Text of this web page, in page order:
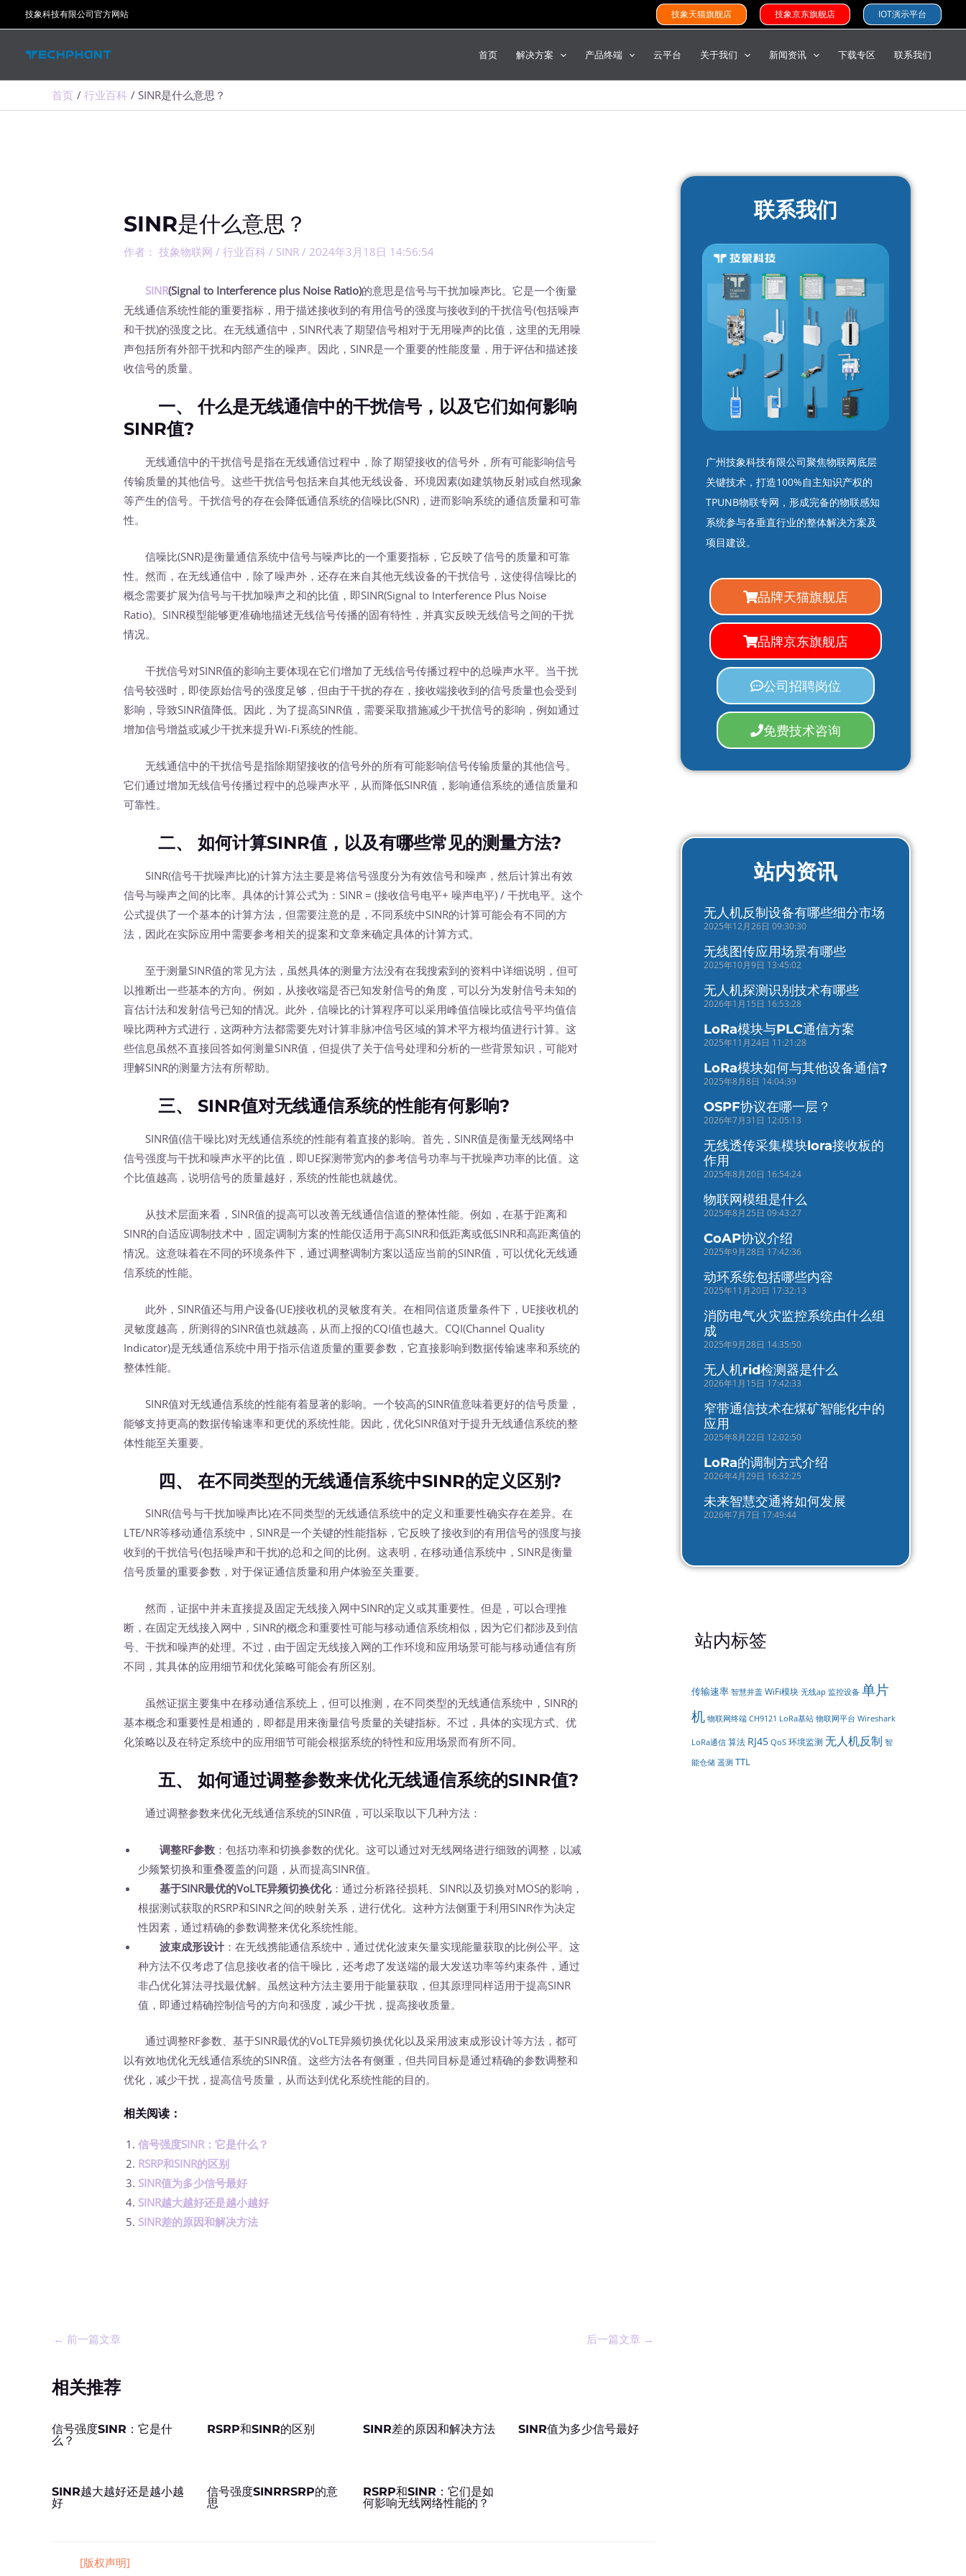
至
技象科技有限公司官方网站 技象天猫旗舰店 技象京东旗舰店 IOT演示平台
首页 解决方案 产品终端 云平台 关于我们 新闻资讯 下载专区 联系我们
首页 行业百科 SINR是什么意思？
SINR是什么意思？
作者： 技象物联网/行业百科 / SINR / 2024年3月18日 14:56:54
SINR(Signal to Interference plus Noise Ratio)的意思是信号与干扰加噪声比。它是一个衡量
无线通信系统性能的重要指标，用于描述接收到的有用信号的强度与接收到的干扰信号(包括噪声
和干扰)的强度之比。在无线通信中，SINR代表了期望信号相对于无用噪声的比值，这里的无用噪
声包括所有外部干扰和内部产生的噪声。因此，SINR是一个重要的性能度量，用于评估和描述接
收信号的质量。
一、 什么是无线通信中的干扰信号，以及它们如何影响
SINR值?
无线通信中的干扰信号是指在无线通信过程中，除了期望接收的信号外，所有可能影响信号
传输质量的其他信号。这些干扰信号包括来自其他无线设备、环境因素(如建筑物反射)或自然现象
等产生的信号。干扰信号的存在会降低通信系统的信噪比(SNR)，进而影响系统的通信质量和可靠
性。
信噪比(SNR)是衡量通信系统中信号与噪声比的一个重要指标，它反映了信号的质量和可靠
性。然而，在无线通信中，除了噪声外，还存在来自其他无线设备的干扰信号，这使得信噪比的
概念需要扩展为信号与干扰加噪声之和的比值，即SINR(Signal to Interference Plus Noise
Ratio)。SINR模型能够更准确地描述无线信号传播的固有特性，并真实反映无线信号之间的干扰
情况。
干扰信号对SINR值的影响主要体现在它们增加了无线信号传播过程中的总噪声水平。当干扰
信号较强时，即使原始信号的强度足够，但由于干扰的存在，接收端接收到的信号质量也会受到
影响，导致SINR值降低。因此，为了提高SINR值，需要采取措施减少干扰信号的影响，例如通过
增加信号增益或减少干扰来提升Wi-Fi系统的性能。
无线通信中的干扰信号是指除期望接收的信号外的所有可能影响信号传输质量的其他信号。
它们通过增加无线信号传播过程中的总噪声水平，从而降低SINR值，影响通信系统的通信质量和
可靠性。
二、 如何计算SINR值，以及有哪些常见的测量方法?
SINR(信号干扰噪声比)的计算方法主要是将信号强度分为有效信号和噪声，然后计算出有效
信号与噪声之间的比率。具体的计算公式为：SINR = (接收信号电平+ 噪声电平) / 干扰电平。这个
公式提供了一个基本的计算方法，但需要注意的是，不同系统中SINR的计算可能会有不同的方
法，因此在实际应用中需要参考相关的提案和文章来确定具体的计算方式。
至于测量SINR值的常见方法，虽然具体的测量方法没有在我搜索到的资料中详细说明，但可
以推断出一些基本的方向。例如，从接收端是否已知发射信号的角度，可以分为发射信号未知的
盲估计法和发射信号已知的情况。此外，信噪比的计算程序可以采用峰值信噪比或信号平均值信
噪比两种方式进行，这两种方法都需要先对计算非脉冲信号区域的算术平方根均值进行计算。这
些信息虽然不直接回答如何测量SINR值，但提供了关于信号处理和分析的一些背景知识，可能对
理解SINR的测量方法有所帮助。
三、 SINR值对无线通信系统的性能有何影响?
SINR值(信干噪比)对无线通信系统的性能有着直接的影响。首先，SINR值是衡量无线网络中
信号强度与干扰和噪声水平的比值，即UE探测带宽内的参考信号功率与干扰噪声功率的比值。这
个比值越高，说明信号的质量越好，系统的性能也就越优。
从技术层面来看，SINR值的提高可以改善无线通信信道的整体性能。例如，在基于距离和
SINR的自适应调制技术中，固定调制方案的性能仅适用于高SINR和低距离或低SINR和高距离值的
情况。这意味着在不同的环境条件下，通过调整调制方案以适应当前的SINR值，可以优化无线通
信系统的性能。
此外，SINR值还与用户设备(UE)接收机的灵敏度有关。在相同信道质量条件下，UE接收机的
灵敏度越高，所测得的SINR值也就越高，从而上报的CQI值也越大。CQI(Channel Quality
Indicator)是无线通信系统中用于指示信道质量的重要参数，它直接影响到数据传输速率和系统的
整体性能。
SINR值对无线通信系统的性能有着显著的影响。一个较高的SINR值意味着更好的信号质量，
能够支持更高的数据传输速率和更优的系统性能。因此，优化SINR值对于提升无线通信系统的整
体性能至关重要。
四、 在不同类型的无线通信系统中SINR的定义区别?
SINR(信号与干扰加噪声比)在不同类型的无线通信系统中的定义和重要性确实存在差异。在
LTE/NR等移动通信系统中，SINR是一个关键的性能指标，它反映了接收到的有用信号的强度与接
收到的干扰信号(包括噪声和干扰)的总和之间的比例。这表明，在移动通信系统中，SINR是衡量
信号质量的重要参数，对于保证通信质量和用户体验至关重要。
然而，证据中并未直接提及固定无线接入网中SINR的定义或其重要性。但是，可以合理推
断，在固定无线接入网中，SINR的概念和重要性可能与移动通信系统相似，因为它们都涉及到信
号、干扰和噪声的处理。不过，由于固定无线接入网的工作环境和应用场景可能与移动通信有所
不同，其具体的应用细节和优化策略可能会有所区别。
虽然证据主要集中在移动通信系统上，但可以推测，在不同类型的无线通信系统中，SINR的
基本概念和重要性是相通的，即都是用来衡量信号质量的关键指标。不过，具体的实现方式、优
化策略以及在特定系统中的应用细节可能会根据系统的特性和应用场景而有所不同。
五、 如何通过调整参数来优化无线通信系统的SINR值?
通过调整参数来优化无线通信系统的SINR值，可以采取以下几种方法：
调整RF参数 ：包括功率和切换参数的优化。这可以通过对无线网络进行细致的调整，以减
少频繁切换和重叠覆盖的问题，从而提高SINR值。
基于SINR最优的VoLTE异频切换优化：通过分析路径损耗、SINR以及切换对MOS的影响，
根据测试获取的RSRP和SINR之间的映射关系，进行优化。这种方法侧重于利用SINR作为决定
性因素，通过精确的参数调整来优化系统性能。
波束成形设计：在无线携能通信系统中，通过优化波束矢量实现能量获取的比例公平。这
种方法不仅考虑了信息接收者的信干噪比，还考虑了发送端的最大发送功率等约束条件，通过
非凸优化算法寻找最优解。虽然这种方法主要用于能量获取，但其原理同样适用于提高SINR
值，即通过精确控制信号的方向和强度，减少干扰，提高接收质量。
通过调整RF参数、基于SINR最优的VoLTE异频切换优化以及采用波束成形设计等方法，都可
以有效地优化无线通信系统的SINR值。这些方法各有侧重，但共同目标是通过精确的参数调整和
优化，减少干扰，提高信号质量，从而达到优化系统性能的目的。
相关阅读：
信号强度SINR：它是什么？
RSRP和SINR的区别
SINR值为多少信号最好
SINR越大越好还是越小越好
SINR差的原因和解决方法
← 前一篇文章 后一篇文章 →
相关推荐
信号强度SINR：它是什
么？
RSRP和SINR的区别 SINR差的原因和解决方法 SINR值为多少信号最好
SINR越大越好还是越小越
好
信号强度SINRRSRP的意
思
RSRP和SINR：它们是如
何影响无线网络性能的？
[版权声明]
联系我们
广州技象科技有限公司聚焦物联网底层
关键技术，打造100%自主知识产权的
TPUNB物联专网，形成完备的物联感知
系统参与各垂直行业的整体解决方案及
项目建设。
品牌天猫旗舰店
品牌京东旗舰店
公司招聘岗位
免费技术咨询
站内资讯
无人机反制设备有哪些细分市场
2025年12月26日 09:30:30
无线图传应用场景有哪些
2025年10月9日 13:45:02
无人机探测识别技术有哪些
2026年1月15日 16:53:28
LoRa模块与PLC通信方案
2025年11月24日 11:21:28
LoRa模块如何与其他设备通信?
2025年8月8日 14:04:39
OSPF协议在哪一层？
2026年7月31日 12:05:13
无线透传采集模块lora接收板的
作用
2025年8月20日 16:54:24
物联网模组是什么
2025年8月25日 09:43:27
CoAP协议介绍
2025年9月28日 17:42:36
动环系统包括哪些内容
2025年11月20日 17:32:13
消防电气火灾监控系统由什么组
成
2025年9月28日 14:35:50
无人机rid检测器是什么
2026年1月15日 17:42:33
窄带通信技术在煤矿智能化中的
应用
2025年8月22日 12:02:50
LoRa的调制方式介绍
2026年4月29日 16:32:25
未来智慧交通将如何发展
2026年7月7日 17:49:44
站内标签
传输速率 智慧井盖 WiFi模块 无线ap 监控设备 单片
机 物联网终端 CH9121 LoRa基站 物联网平台 Wireshark
LoRa通信 算法 RJ45 QoS 环境监测 无人机反制 智
能仓储 遥测 TTL